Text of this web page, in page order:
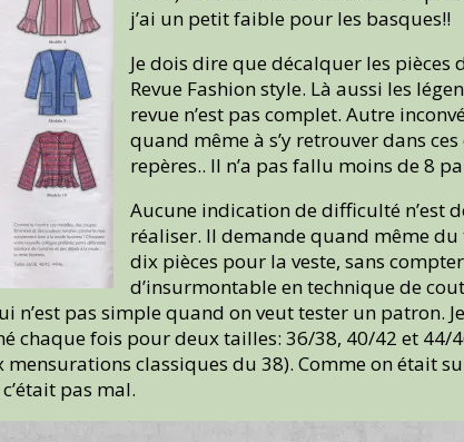
j’ai un petit faible pour les basques!!
Je dois dire que décalquer les
Revue Fashion style. Là aussi les
revue n’est pas complet. Autre
quand même à s’y retrouver dans
repères.. ll n’a pas fallu moins de 8
Aucune indication de difficulté n’est
réaliser. Il demande quand même
dix pièces pour la veste, sans
d’insurmontable en technique de
n’est pas simple quand on veut tester un patron.
chaque fois pour deux tailles: 36/38, 40/42 et
classiques du 38). Comme on était
pas mal.